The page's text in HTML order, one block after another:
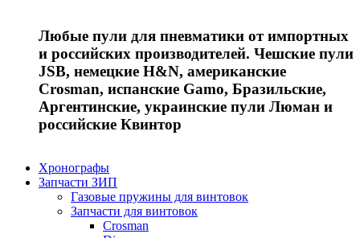
Любые пули для пневматики от импортных
и российских производителей. Чешские пули
JSB, немецкие H&N, американские
Crosman, испанские Gamo, Бразильские,
Аргентинские, украинские пули Люман и
российские Квинтор
Хронографы
Запчасти ЗИП
Газовые пружины для винтовок
Запчасти для винтовок
Crosman